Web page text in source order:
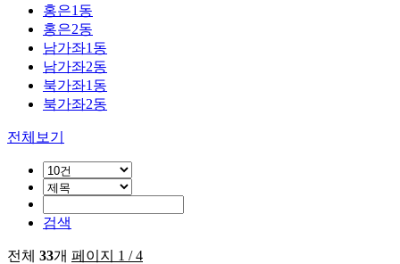
홍은1동
홍은2동
남가좌1동
남가좌2동
북가좌1동
북가좌2동
전체보기
검색
전체 33개 페이지 1 / 4